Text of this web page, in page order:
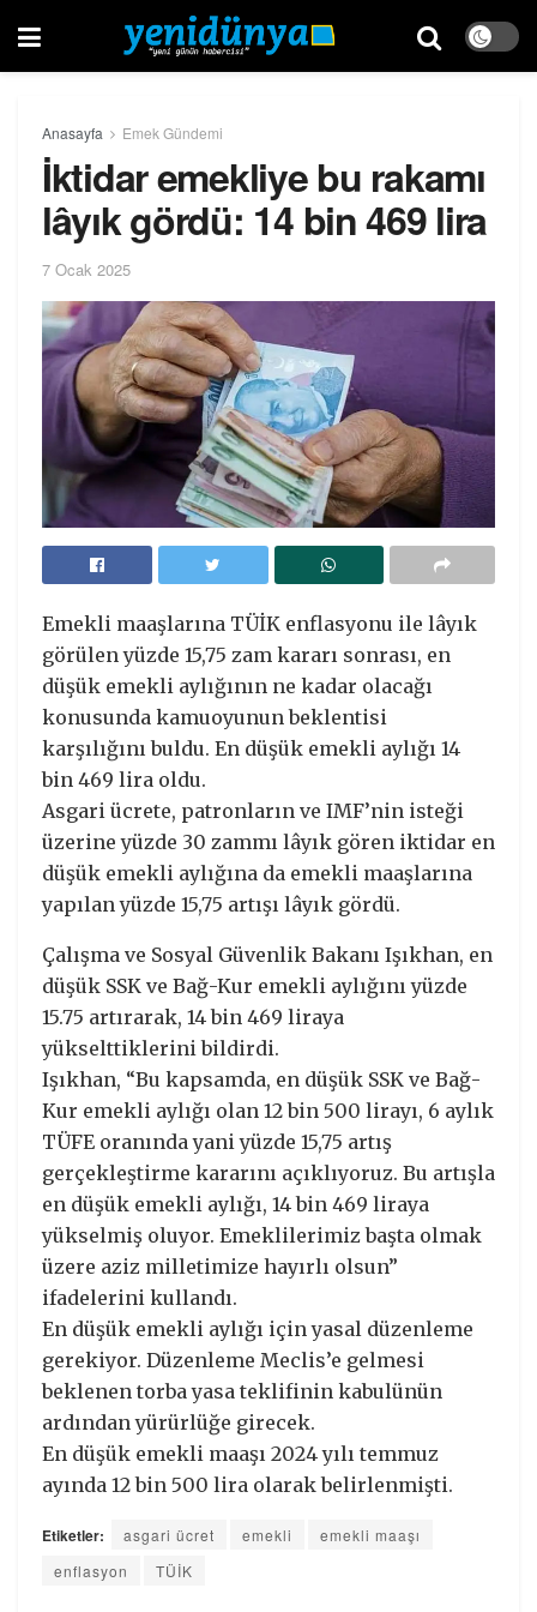
Anasayfa Emek Gündemi
İktidar emekliye bu rakamı
lâyık gördü: 14 bin 469 lira
7 Ocak 2025
Emekli maaşlarına TÜİK enflasyonu ile lâyık
görülen yüzde 15,75 zam kararı sonrası, en
düşük emekli aylığının ne kadar olacağı
konusunda kamuoyunun beklentisi
karşılığını buldu. En düşük emekli aylığı 14
bin 469 lira oldu.
Asgari ücrete, patronların ve IMF’nin isteği
üzerine yüzde 30 zammı lâyık gören iktidar en
düşük emekli aylığına da emekli maaşlarına
yapılan yüzde 15,75 artışı lâyık gördü.
Çalışma ve Sosyal Güvenlik Bakanı Işıkhan, en
düşük SSK ve Bağ-Kur emekli aylığını yüzde
15.75 artırarak, 14 bin 469 liraya
yükselttiklerini bildirdi.
Işıkhan, “Bu kapsamda, en düşük SSK ve Bağ-
Kur emekli aylığı olan 12 bin 500 lirayı, 6 aylık
TÜFE oranında yani yüzde 15,75 artış
gerçekleştirme kararını açıklıyoruz. Bu artışla
en düşük emekli aylığı, 14 bin 469 liraya
yükselmiş oluyor. Emeklilerimiz başta olmak
üzere aziz milletimize hayırlı olsun”
ifadelerini kullandı.
En düşük emekli aylığı için yasal düzenleme
gerekiyor. Düzenleme Meclis’e gelmesi
beklenen torba yasa teklifinin kabulünün
ardından yürürlüğe girecek.
En düşük emekli maaşı 2024 yılı temmuz
ayında 12 bin 500 lira olarak belirlenmişti.
Etiketler: asgari ücret emekli
emekli maaşı
enflasyon
TÜİK